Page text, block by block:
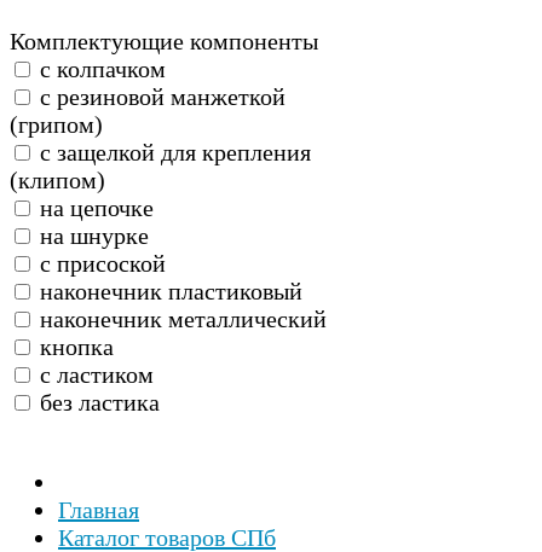
Комплектующие компоненты
с колпачком
с резиновой манжеткой
(грипом)
с защелкой для крепления
(клипом)
на цепочке
на шнурке
с присоской
наконечник пластиковый
наконечник металлический
кнопка
с ластиком
без ластика
Главная
Каталог товаров СПб